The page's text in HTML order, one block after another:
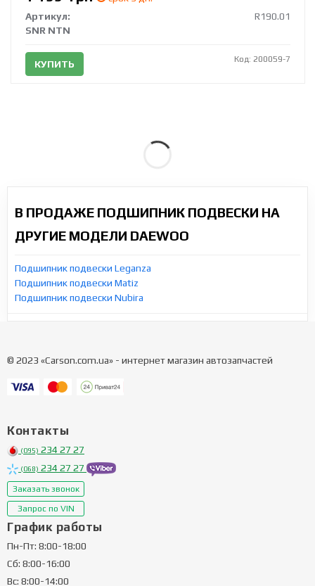
Артикул:
R190.01
SNR NTN
КУПИТЬ Код: 200059-7
В ПРОДАЖЕ ПОДШИПНИК ПОДВЕСКИ НА
ДРУГИЕ МОДЕЛИ DAEWOO
Подшипник подвески Leganza
Подшипник подвески Matiz
Подшипник подвески Nubira
© 2023 «Carson.com.ua» - интернет магазин автозапчастей
Контакты
(095) 234 27 27
(068) 234 27 27
Заказать звонок
Запрос по VIN
График работы
Пн-Пт: 8:00-18:00
Сб: 8:00-16:00
Вс: 8:00-14:00